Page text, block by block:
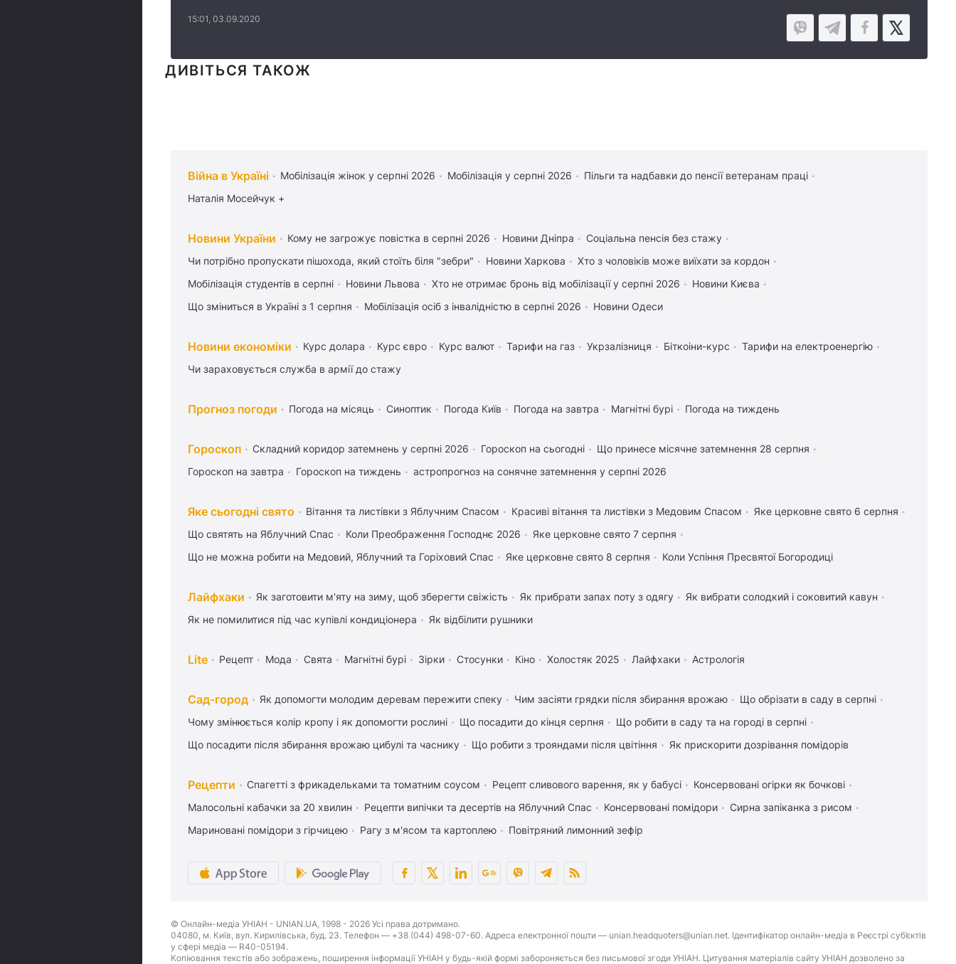
15:01, 03.09.2020
ДИВІТЬСЯ ТАКОЖ
Війна в Україні Мобілізація жінок у серпні 2026 Мобілізація у серпні 2026
Пільги та надбавки до пенсії ветеранам праці
Наталія Мосейчук +
Новини України Кому не загрожує повістка в серпні 2026 Новини Дніпра
Соціальна пенсія без стажу
Чи потрібно пропускати пішохода, який стоїть біля "зебри"
Новини Харкова
Хто з чоловіків може виїхати за кордон
Мобілізація студентів в серпні
Новини Львова Хто не отримає бронь від мобілізації у серпні 2026
Новини Києва
Що зміниться в Україні з 1 серпня
Мобілізація осіб з інвалідністю в серпні 2026 Новини Одеси
Новини економіки Курс долара Курс євро Курс валют Тарифи на газ Укрзалізниця Біткоіни-курс
Тарифи на електроенергію
Чи зараховується служба в армії до стажу
Прогноз погоди Погода на місяць Синоптик Погода Київ Погода на завтра Магнітні бурі Погода на тиждень
Гороскоп Складний коридор затемнень у серпні 2026 Гороскоп на сьогодні
Що принесе місячне затемнення 28 серпня
Гороскоп на завтра
Гороскоп на тиждень астропрогноз на сонячне затемнення у серпні 2026
Яке сьогодні свято Вітання та листівки з Яблучним Спасом Красиві вітання та листівки з Медовим Спасом
Яке церковне свято 6 серпня
Що святять на Яблучний Спас
Коли Преображення Господнє 2026
Яке церковне свято 7 серпня
Що не можна робити на Медовий, Яблучний та Горіховий Спас
Яке церковне свято 8 серпня Коли Успіння Пресвятої Богородиці
Лайфхаки Як заготовити м'яту на зиму, щоб зберегти свіжість Як прибрати запах поту з одягу
Як вибрати солодкий і соковитий кавун
Як не помилитися під час купівлі кондиціонера
Як відбілити рушники
Lite Рецепт Мода Свята Магнітні бурі Зірки Стосунки Кіно Холостяк 2025 Лайфхаки Астрологія
Сад-город Як допомогти молодим деревам пережити спеку Чим засіяти грядки після збирання врожаю
Що обрізати в саду в серпні
Чому змінюється колір кропу і як допомогти рослині
Що посадити до кінця серпня
Що робити в саду та на городі в серпні
Що посадити після збирання врожаю цибулі та часнику
Що робити з трояндами після цвітіння Як прискорити дозрівання помідорів
Рецепти Спагетті з фрикадельками та томатним соусом Рецепт сливового варення, як у бабусі
Консервовані огірки як бочкові
Малосольні кабачки за 20 хвилин
Рецепти випічки та десертів на Яблучний Спас Консервовані помідори
Сирна запіканка з рисом
Мариновані помідори з гірчицею
Рагу з м'ясом та картоплею Повітряний лимонний зефір
© Онлайн-медіа УНІАН - UNIAN.UA, 1998 - 2026 Усі права дотримано.
04080, м. Київ, вул. Кирилівська, буд. 23. Телефон — +38 (044) 498-07-60. Адреса електронної пошти — unian.headquoters@unian.net. Ідентифікатор онлайн-медіа в Реєстрі суб’єктів
у сфері медіа — R40-05194.
Копіювання текстів або зображень, поширення інформації УНІАН у будь-якій формі забороняється без письмової згоди УНІАН. Цитування матеріалів сайту УНІАН дозволено за